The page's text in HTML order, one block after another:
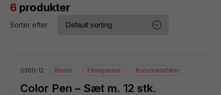
6 produkter
Sorter efter
S360-12 Blister Fiberpenne Kunstnerartikler
Color Pen – Sæt m. 12 stk.